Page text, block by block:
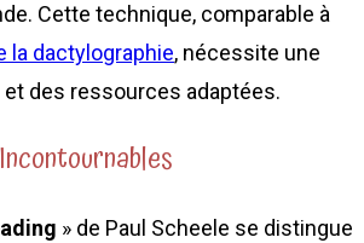
Cette technique, comparable à
la dactylographie, nécessite une
des ressources adaptées.
» de Paul Scheele se distingue